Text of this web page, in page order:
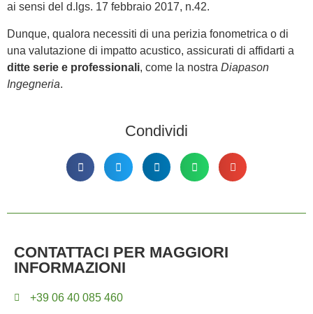
ai sensi del d.lgs. 17 febbraio 2017, n.42.
Dunque, qualora necessiti di una perizia fonometrica o di
una valutazione di impatto acustico, assicurati di affidarti a
ditte serie e professionali, come la nostra Diapason
Ingegneria.
Condividi
CONTATTACI PER MAGGIORI
INFORMAZIONI
+39 06 40 085 460